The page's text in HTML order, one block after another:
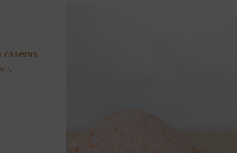
caseras